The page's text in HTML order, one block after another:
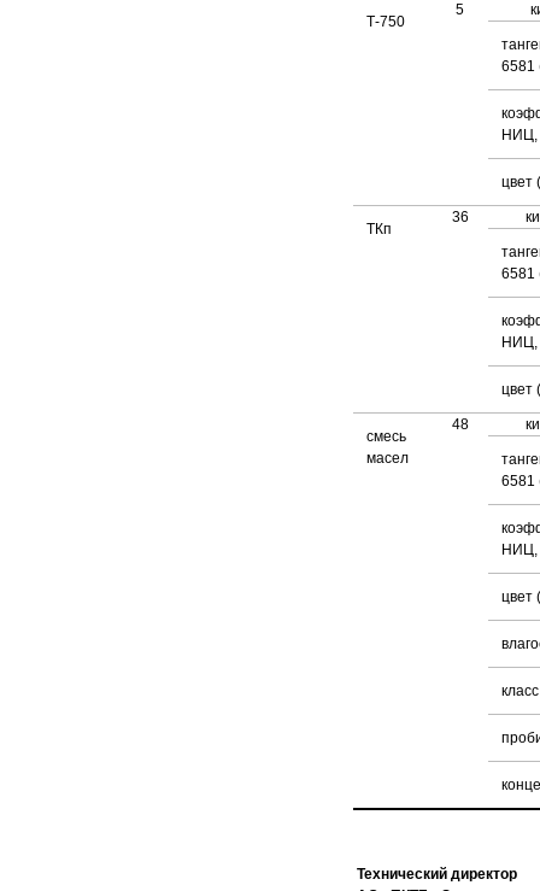
Т-750
5
6581
НИЦ,
цвет
ТКп
36
6581
НИЦ,
цвет
смесь
масел
48
6581
НИЦ,
цвет
Технический директор